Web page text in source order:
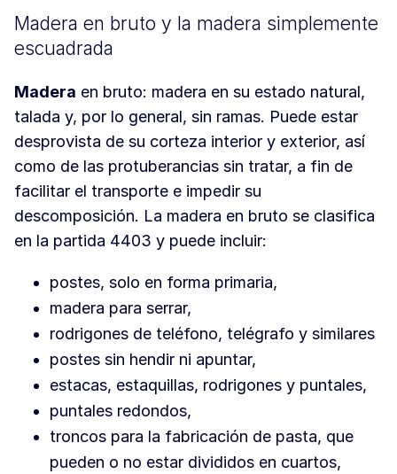
Madera en bruto y la madera simplemente
escuadrada
Madera en bruto: madera en su estado natural,
talada y, por lo general, sin ramas. Puede estar
desprovista de su corteza interior y exterior, así
como de las protuberancias sin tratar, a fin de
facilitar el transporte e impedir su
descomposición. La madera en bruto se clasifica
en la partida 4403 y puede incluir:
postes, solo en forma primaria,
madera para serrar,
rodrigones de teléfono, telégrafo y similares
postes sin hendir ni apuntar,
estacas, estaquillas, rodrigones y puntales,
puntales redondos,
troncos para la fabricación de pasta, que
pueden o no estar divididos en cuartos,